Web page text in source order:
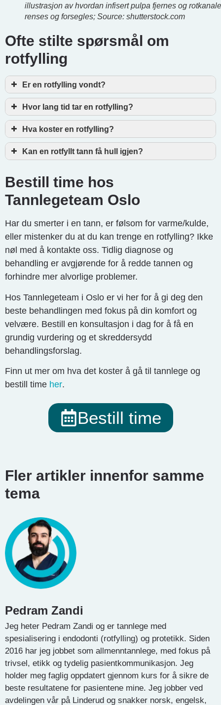
illustrasjon av hvordan infisert pulpa fjernes og
renses og forsegles; Source: shutterstock.com
Ofte stilte spørsmål om
rotfylling
Er en rotfylling vondt?
Hvor lang tid tar en rotfylling?
Hva koster en rotfylling?
Kan en rotfyllt tann få hull igjen?
Bestill time hos
Tannlegeteam Oslo
Har du smerter i en tann, er følsom for varme/kulde,
eller mistenker du at du kan trenge en rotfylling? Ikke
nøl med å kontakte oss. Tidlig diagnose og
behandling er avgjørende for å redde tannen og
forhindre mer alvorlige problemer.
Hos Tannlegeteam i Oslo er vi her for å gi deg den
beste behandlingen med fokus på din komfort og
velvære. Bestill en konsultasjon i dag for å få en
grundig vurdering og et skreddersydd
behandlingsforslag.
Finn ut mer om hva det koster å gå til tannlege og
bestill time her.
Bestill time
Fler artikler innenfor samme
tema
Pedram Zandi
Jeg heter Pedram Zandi og er tannlege med
spesialisering i endodonti (rotfylling) og protetikk. Siden
2016 har jeg jobbet som allmenntannlege, med fokus på
trivsel, etikk og tydelig pasientkommunikasjon. Jeg
holder meg faglig oppdatert gjennom kurs for å sikre de
beste resultatene for pasientene mine. Jeg jobber ved
avdelingen vår på Linderud og snakker norsk, engelsk,